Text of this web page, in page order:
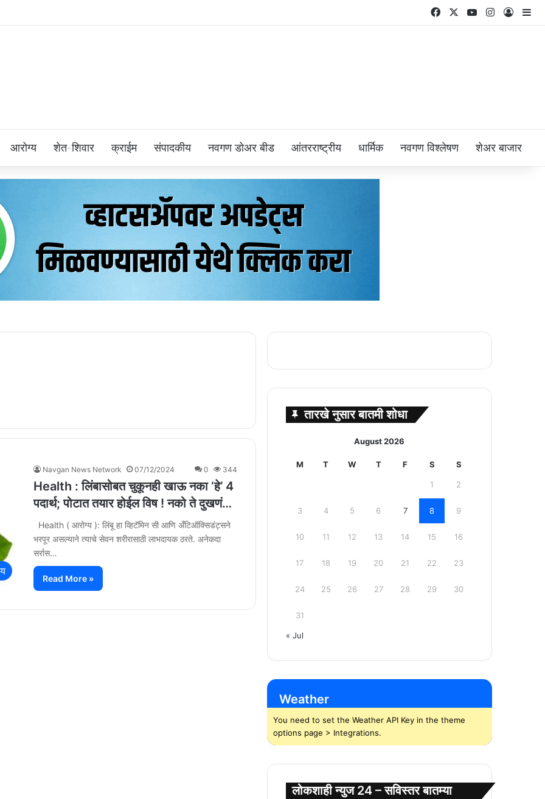
FacebookYouTubeInstagram
Log In
आरोग्य शेत-शिवार क्राईम संपादकीय नवगण डोअर बीड आंतरराष्ट्रीय धार्मिक नवगण विश्लेषण शेअर बाजार
Navgan News Network 07/12/2024 0 344
Health : लिंबासोबत चुकूनही खाऊ नका ‘हे’ 4
पदार्थ; पोटात तयार होईल विष ! नको ते दुखणं…
Health ( आरोग्य ): लिंबू हा व्हिटॅमिन सी आणि अँटिऑक्सिडंट्सने
भरपूर असल्याने त्याचे सेवन शरीरासाठी लाभदायक ठरते. अनेकदा
सर्रास…
Read More »
तारखे नुसार बातमी शोधा
August 2026
M T W T F S S
1 2
3 4 5 6 7 8 9
10 11 12 13 14 15 16
17 18 19 20 21 22 23
24 25 26 27 28 29 30
31
« Jul
Weather
You need to set the Weather API Key in the theme
options page > Integrations.
लोकशाही न्युज 24 – सविस्तर बातम्या